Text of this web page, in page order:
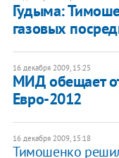
Гудыма:
газовых
16 декабря 2009, 15:25
МИД обещает
Евро-2012
16 декабря 2009, 15:18
Тимошенко